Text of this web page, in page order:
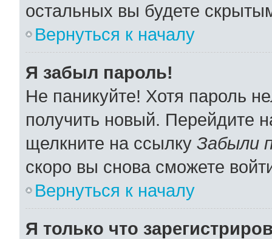
остальных вы будете
Вернуться к началу
Я забыл пароль!
Не паникуйте! Хотя пароль
получить новый. Перейдите
щелкните на ссылку Забыли
скоро вы снова сможете
Вернуться к началу
Я только что